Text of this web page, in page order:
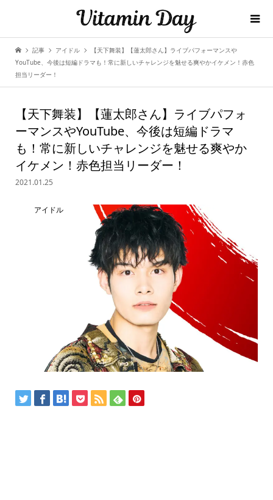
記事 アイドル
【天下舞装】【蓮太郎さん】ライブパフォーマンスや
YouTube、今後は短編ドラマも！常に新しいチャレンジを魅せる爽やかイケメン！赤色
担当リーダー！
【天下舞装】【蓮太郎さん】ライブパフォ
ーマンスやYouTube、今後は短編ドラマ
も！常に新しいチャレンジを魅せる爽やか
イケメン！赤色担当リーダー！
2021.01.25
アイドル